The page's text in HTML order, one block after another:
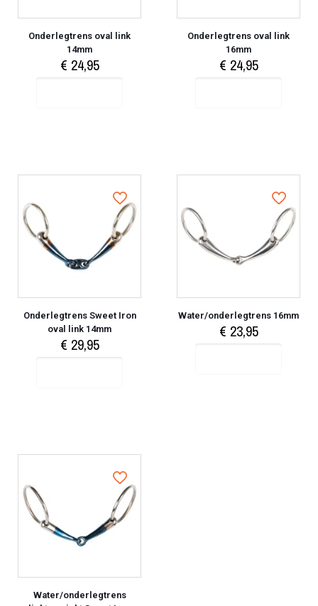
Onderlegtrens oval link
14mm
€ 24,95
Onderlegtrens oval link
16mm
€ 24,95
Onderlegtrens Sweet Iron
oval link 14mm
€ 29,95
Water/onderlegtrens 16mm
€ 23,95
Water/onderlegtrens